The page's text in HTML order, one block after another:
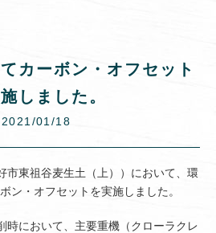
カーボン・オフセット
しました。
2021/01/18
市東祖谷麦生土（上））において、環
ン・オフセットを実施しました。
時において、主要重機（クローラクレ